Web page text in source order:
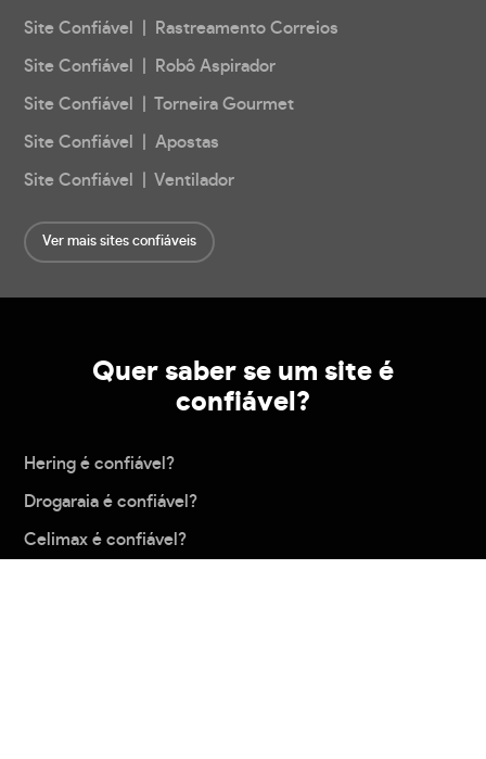
Site Confiável | Rastreamento Correios
Site Confiável | Robô Aspirador
Site Confiável | Torneira Gourmet
Site Confiável | Apostas
Site Confiável | Ventilador
Ver mais sites confiáveis
Quer saber se um site é
confiável?
Hering é confiável?
Drogaraia é confiável?
Celimax é confiável?